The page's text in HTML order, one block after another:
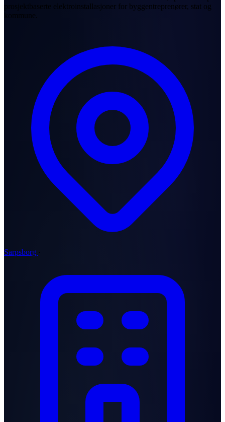
prosjektbaserte elektroinstallasjoner for byggentreprenører, stat og
kommune.
Sarpsborg ·